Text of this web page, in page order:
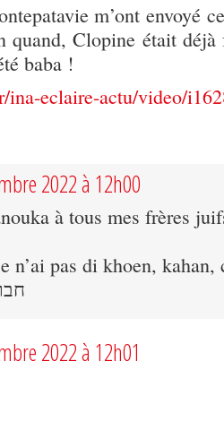
m’ont envoyé
quand, Clopine était déjà
baba !
eclaire-actu/video/
2022 à 12h00
à tous mes frères
n’ai pas di khoen, kahan,
2022 à 12h01